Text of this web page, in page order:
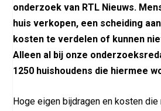
onderzoek van RTL Nieuws.
huis verkopen, een scheiding
kosten te verdelen of kunnen
Alleen al bij onze
1250 huishoudens die hiermee
Hoge eigen bijdragen en kosten